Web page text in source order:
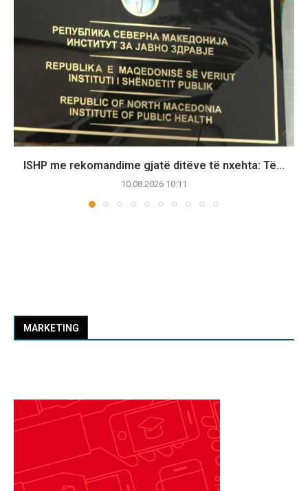
ISHP me rekomandime gjatë ditëve të nxehta: Të...
10.08.2026 10:11
MARKETING